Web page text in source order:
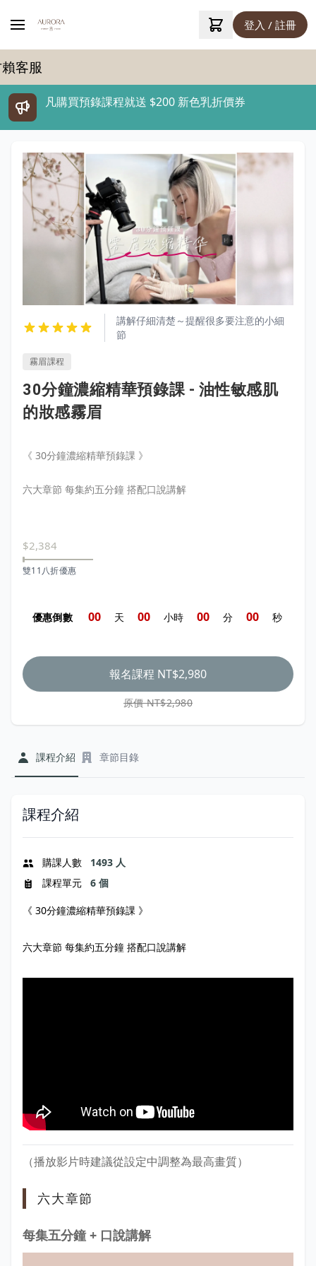
登入 / 註冊
凡購買預錄課程就送 $200 新色乳折價券
講解仔細清楚～提醒很多要注意的小細
節
霧眉課程
30分鐘濃縮精華預錄課 - 油性敏感肌
的妝感霧眉
《 30分鐘濃縮精華預錄課 》
六大章節 每集約五分鐘 搭配口說講解
雙11八折優惠
$2,384
優惠倒數 00 天 00 小時 00 分 00 秒
報名課程 NT$2,980
原價 NT$2,980
課程介紹 章節目錄
課程介紹
購課人數
1493 人
課程單元
6 個
《 30分鐘濃縮精華預錄課 》
（播放影片時建議從設定中調整為最高畫質）
六大章節
每集五分鐘 + 口說講解